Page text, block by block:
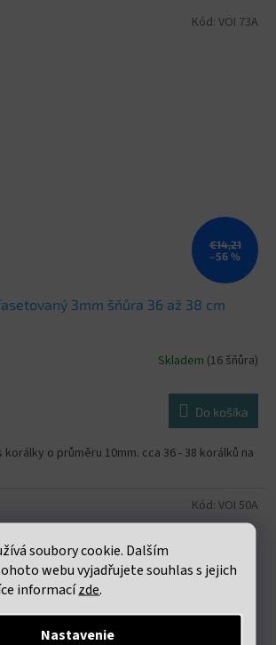
soubory cookie. Dalším
webu vyjadřujete souhlas s jejich
informacízde.
Nastavenie
€14,21
–56 %
3mm šňůra 36 až 38 cm
Skladem (16 šňůra)
Do košíka
korálky o průměru 10mm. cca 36 - 38 korálků na
Kód: VOI 73A
Kód: VOI 50A